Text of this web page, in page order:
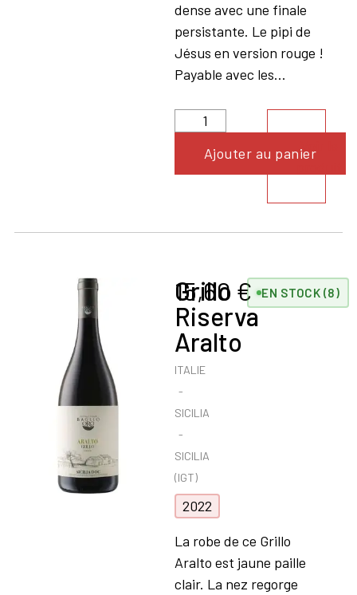
dense avec une finale
persistante. Le pipi de
Jésus en version rouge !
Payable avec les...
Ajouter au panierVoir le
Grillo
Riserva
Aralto
ITALIE
SICILIA
SICILIA
(IGT)
2022
15,60 € EN STOCK (8)
La robe de ce Grillo
Aralto est jaune paille
clair. La nez regorge